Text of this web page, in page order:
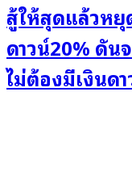
สู้ให้สุดแล้วห
ดาวน์20% ดัน
ไม่ต้องมีเงินด